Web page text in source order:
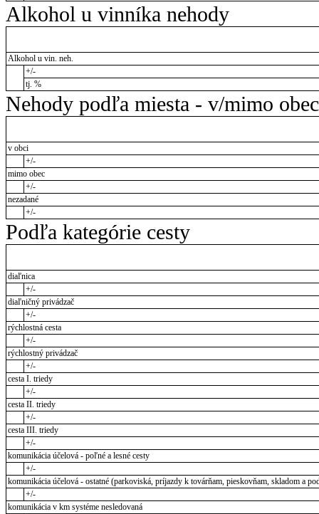
Alkohol u vinníka nehody
Alkohol u vin. neh.
+/-
tj. %
Nehody podľa miesta - v/mimo obec
v obci
+/-
mimo obec
+/-
nezadané
+/-
Podľa kategórie cesty
diaľnica
+/-
diaľničný privádzač
+/-
rýchlostná cesta
+/-
rýchlostný privádzač
+/-
cesta I. triedy
+/-
cesta II. triedy
+/-
cesta III. triedy
+/-
komunikácia účelová - poľné a lesné cesty
+/-
komunikácia účelová - ostatné (parkoviská, príjazdy k továrňam, pieskovňam, skladom a
+/-
komunikácia v km systéme nesledovaná